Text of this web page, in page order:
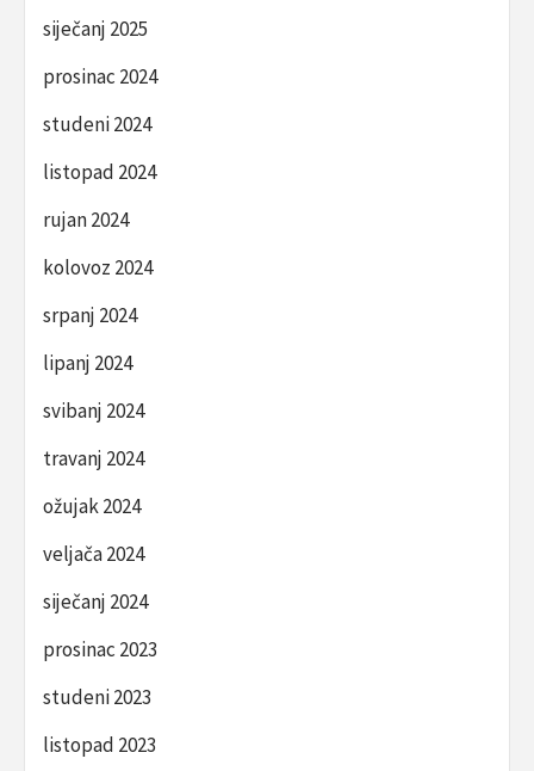
siječanj 2025
prosinac 2024
studeni 2024
listopad 2024
rujan 2024
kolovoz 2024
srpanj 2024
lipanj 2024
svibanj 2024
travanj 2024
ožujak 2024
veljača 2024
siječanj 2024
prosinac 2023
studeni 2023
listopad 2023